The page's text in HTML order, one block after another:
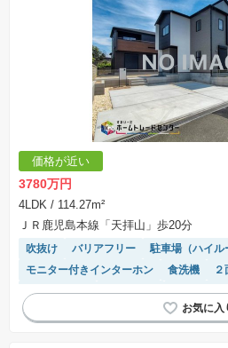
価格が近い
3780万円
4LDK / 114.27m²
ＪＲ鹿児島本線「天拝山」歩20分
吹抜け バリアフリー
駐車場（ハイル
モニター付きインターホン
食洗機
対面キッチン
浴室乾燥機 窓付き浴室
キッチン収納が多い
閑静な住宅地 フ